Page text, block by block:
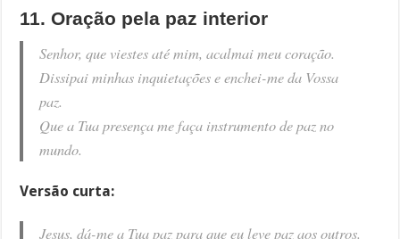
11. Oração pela paz interior
Senhor, que viestes até mim, acalmai meu coração.
Dissipai minhas inquietações e enchei-me da Vossa
paz.
Que a Tua presença me faça instrumento de paz no
mundo.
Versão curta:
Jesus, dá-me a Tua paz para que eu leve paz aos outros.